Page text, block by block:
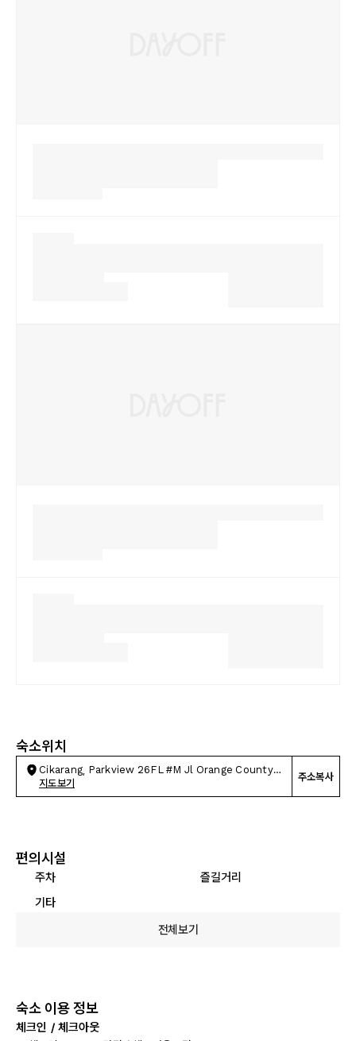
숙소위치
Cikarang, Parkview 26FL #M Jl Orange County
BLVD
지도보기
주소복사
편의시설
주차
즐길거리
기타
전체보기
숙소 이용 정보
체크인 / 체크아웃